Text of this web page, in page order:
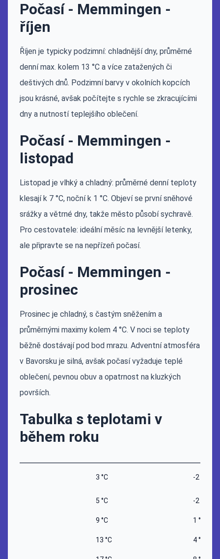
Počasí - Memmingen -
říjen
Říjen je typicky podzimní: chladnější dny, průměrné
denní max. kolem 13 °C a více zatažených či
deštivých dnů. Podzimní barvy v okolních kopcích
jsou krásné, avšak počítejte s rychle se zkracujícími
dny a nutností teplejšího oblečení.
Počasí - Memmingen -
listopad
Listopad je vlhký a chladný: průměrné denní teploty
klesají k 7 °C, noční k 1 °C. Objeví se první sněhové
srážky a větrné dny, takže město působí sychravě.
Pro cestovatele: ideální měsíc na levnější letenky,
ale připravte se na nepřízeň počasí.
Počasí - Memmingen -
prosinec
Prosinec je chladný, s častým sněžením a
průměrnými maximy kolem 4 °C. V noci se teploty
běžně dostávají pod bod mrazu. Adventní atmosféra
v Bavorsku je silná, avšak počasí vyžaduje teplé
oblečení, pevnou obuv a opatrnost na kluzkých
površích.
Tabulka s teplotami v
během roku
3 °C -2 °C
5 °C -2 °C
9 °C 1 °C
13 °C 4 °C